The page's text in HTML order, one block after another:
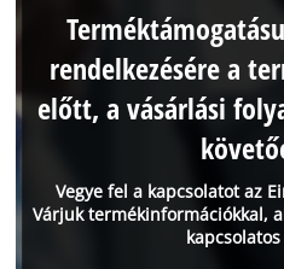
Vegye fel a kapcsolatot az
Várjuk termékinformációkkal,
rendelkezésére a
előtt, a vásárlási